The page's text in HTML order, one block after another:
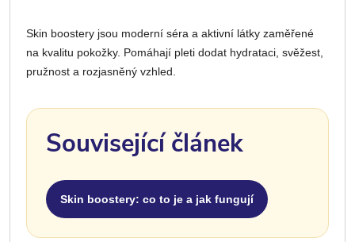
Skin boostery jsou moderní séra a aktivní látky zaměřené
na kvalitu pokožky. Pomáhají pleti dodat hydrataci, svěžest,
pružnost a rozjasněný vzhled.
Související článek
Skin boostery: co to je a jak fungují